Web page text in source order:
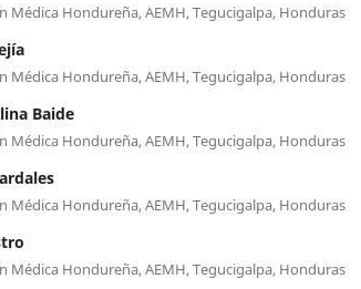
Médica Hondureña, AEMH, Tegucigalpa, Honduras
Médica Hondureña, AEMH, Tegucigalpa, Honduras
Baide
Médica Hondureña, AEMH, Tegucigalpa, Honduras
Médica Hondureña, AEMH, Tegucigalpa, Honduras
Médica Hondureña, AEMH, Tegucigalpa, Honduras